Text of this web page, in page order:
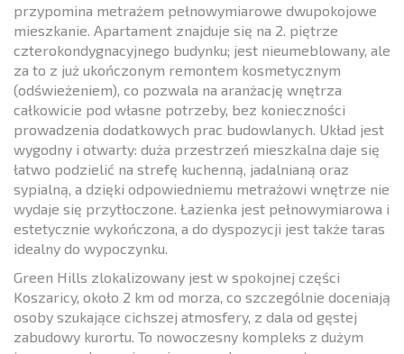
przypomina metrażem pełnowymiarowe dwupokojowe
mieszkanie. Apartament znajduje się na 2. piętrze
czterokondygnacyjnego budynku; jest nieumeblowany, ale
za to z już ukończonym remontem kosmetycznym
(odświeżeniem), co pozwala na aranżację wnętrza
całkowicie pod własne potrzeby, bez konieczności
prowadzenia dodatkowych prac budowlanych. Układ jest
wygodny i otwarty: duża przestrzeń mieszkalna daje się
łatwo podzielić na strefę kuchenną, jadalnianą oraz
sypialną, а dzięki odpowiedniemu metrażowi wnętrze nie
wydaje się przytłoczone. Łazienka jest pełnowymiarowa i
estetycznie wykończona, a do dyspozycji jest także taras
idealny do wypoczynku.
Green Hills zlokalizowany jest w spokojnej części
Koszaricy, około 2 km od morza, co szczególnie doceniają
osoby szukające cichszej atmosfery, z dala od gęstej
zabudowy kurortu. To nowoczesny kompleks z dużym